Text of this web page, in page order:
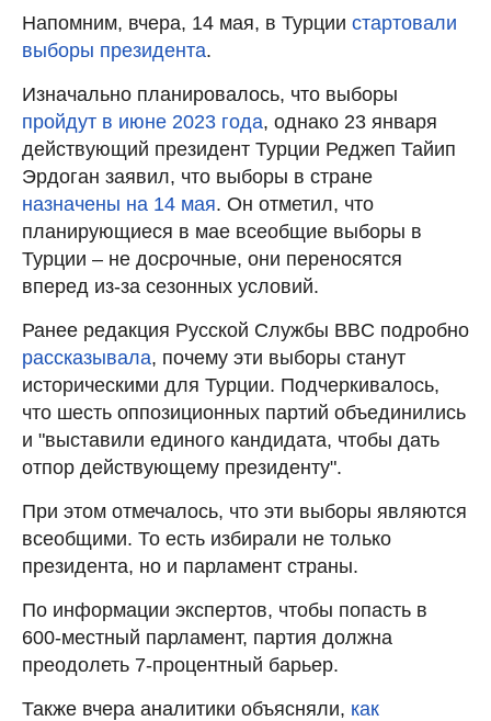
Напомним, вчера, 14 мая, в Турции стартовали
выборы президента.
Изначально планировалось, что выборы
пройдут в июне 2023 года, однако 23 января
действующий президент Турции Реджеп Тайип
Эрдоган заявил, что выборы в стране
назначены на 14 мая. Он отметил, что
планирующиеся в мае всеобщие выборы в
Турции – не досрочные, они переносятся
вперед из-за сезонных условий.
Ранее редакция Русской Службы BBC подробно
рассказывала, почему эти выборы станут
историческими для Турции. Подчеркивалось,
что шесть оппозиционных партий объединились
и "выставили единого кандидата, чтобы дать
отпор действующему президенту".
При этом отмечалось, что эти выборы являются
всеобщими. То есть избирали не только
президента, но и парламент страны.
По информации экспертов, чтобы попасть в
600-местный парламент, партия должна
преодолеть 7-процентный барьер.
Также вчера аналитики объясняли, как